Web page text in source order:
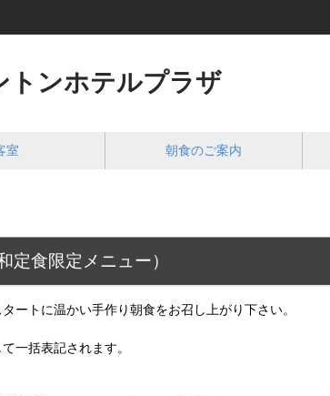
トンホテルプラザ
室 朝食のご案内
定食限定メニュー）
ートに温かい手作り朝食をお召し上がり下さい。
一括表記されます。